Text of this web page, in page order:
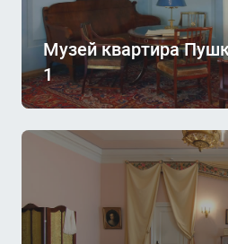
Музей квартира
1